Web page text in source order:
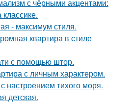
с чёрными акцентами:
- максимум стиля.
квартира в стиле
с помощью штор.
с личным характером.
настроением тихого моря.
детская.